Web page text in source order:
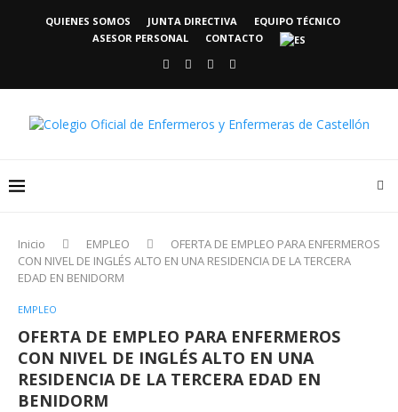
QUIENES SOMOS JUNTA DIRECTIVA
EQUIPO TÉCNICO
ASESOR PERSONAL
CONTACTO
Inicio EMPLEO
OFERTA DE EMPLEO PARA ENFERMEROS
CON NIVEL DE INGLÉS ALTO EN UNA RESIDENCIA DE LA TERCERA
EDAD EN BENIDORM
EMPLEO
OFERTA DE EMPLEO PARA ENFERMEROS
CON NIVEL DE INGLÉS ALTO EN UNA
RESIDENCIA DE LA TERCERA EDAD EN
BENIDORM